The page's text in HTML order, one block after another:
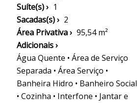
Suíte(s) › 1
Sacadas(s) › 2
Área Privativa › 95,54 m²
Adicionais ›
Água Quente • Área de Serviço
Separada • Área Serviço •
Banheira Hidro • Banheiro Social
• Cozinha • Interfone • Jantar e